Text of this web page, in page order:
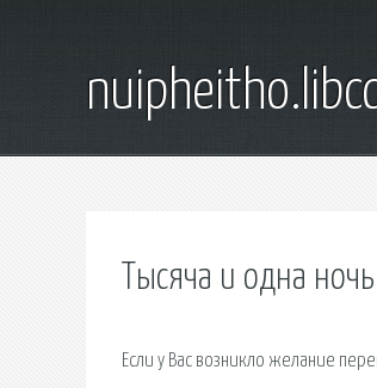
Тысяча и одна
Если у Вас возникло желание